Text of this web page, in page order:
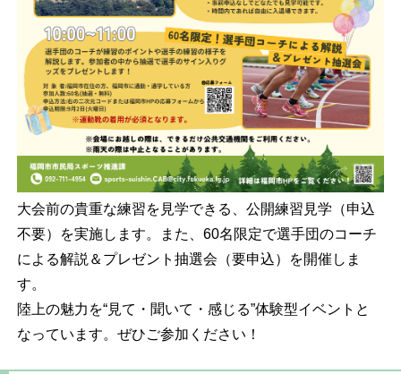
大会前の貴重な練習を見学できる、公開練習見学（申込
不要）を実施します。また、60名限定で選手団のコーチ
による解説＆プレゼント抽選会（要申込）を開催しま
す。
陸上の魅力を“見て・聞いて・感じる”体験型イベントと
なっています。ぜひご参加ください！